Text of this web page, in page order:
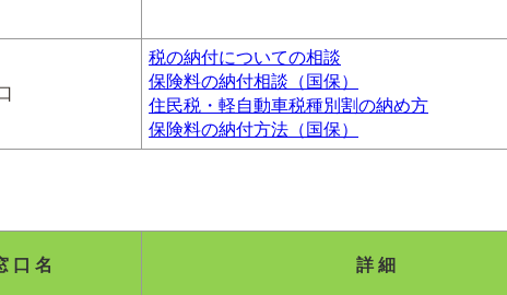
税の納付についての相談
保険料の納付相談（国保）
住民税・軽自動車税種別割の納め方
保険料の納付方法（国保）
口 名 詳 細